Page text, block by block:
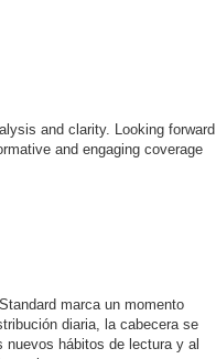
and clarity. Looking forward
and engaging coverage
marca un momento
diaria, la cabecera se
nuevos hábitos de lectura y al